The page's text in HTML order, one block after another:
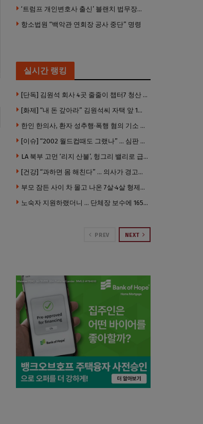
‘트럼프 개인변호사 출신’ 블랜치 법무장관 인준…상원 50대49 가결
항소법원 “백악관 연회장 공사 중단” 명령
실시간 랭킹
[단독] 김원석 회사 4곳 줄줄이 챕터7 청산 절차 … 3개 법인 같은 날 동시 파산 신청
[화제] “내 돈 갚아라” 김원석씨 자택 앞 1인 광대 시위 … 한인 투자사, “108만 달러 못받아”
한인 한의사, 환자 성추행·폭행 혐의 기소 … 면허 긴급정지
[이슈] “2002 월드컵때도 그랬나” … 심판 성접대 의혹 해외로 일파만파, 4강 신화까지 불똥
LA 북부 고먼 ‘리지 산불’, 헝그리 밸리로 급확산 … 5번 Fwy 양방향 전면 폐쇄
[건강] “과하면 몸 해친다” … 의사가 경고한 ‘건강습관’ 5가지
부모 잠든 사이 차 몰고 나온 7살·4살 형제…보행자 덮쳐 중태
노숙자 지원하랬더니 … 단체장 보수에 165만 달러 ‘펑펑’
PREV NEXT